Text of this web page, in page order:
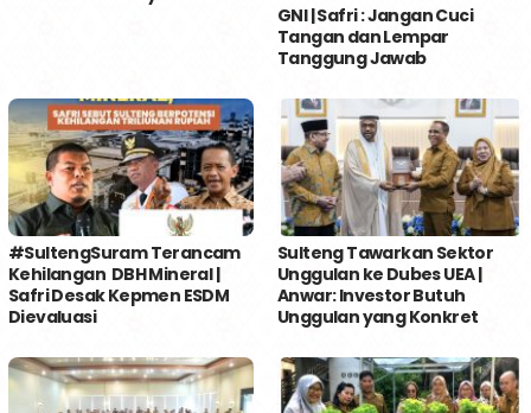
GNI | Safri : Jangan Cuci
Tangan dan Lempar
Tanggung Jawab
#SultengSuram Terancam
Kehilangan DBH Mineral |
Safri Desak Kepmen ESDM
Dievaluasi
Sulteng Tawarkan Sektor
Unggulan ke Dubes UEA |
Anwar: Investor Butuh
Unggulan yang Konkret